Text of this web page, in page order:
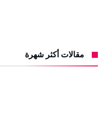
مقالات أكثر شهرة